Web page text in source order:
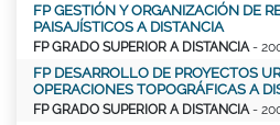
FP GESTIÓN Y ORGANIZACIÓN DE
PAISAJÍSTICOS A DISTANCIA
FP GRADO SUPERIOR A DISTANCIA -
FP DESARROLLO DE PROYECTOS
OPERACIONES TOPOGRÁFICAS A
FP GRADO SUPERIOR A DISTANCIA -